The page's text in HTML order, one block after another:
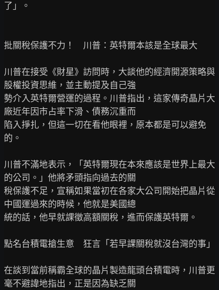
了」。
批關稅保護不力！　川普：英特爾本該是全球最大
川普在接受《財星》訪問時，大談他的經濟開源策略與
股權投資思維，並主動提及自己強
勢介入英特爾營運的過程。川普指出，這家傳奇晶片大
廠近年因市占率下滑、債務沉重而
陷入掙扎，但這一切在看他眼裡，原本都是可以避免
的。
川普不滿地表示，「英特爾現在本來應該是世界上最大
的公司。」他將矛頭指向過去的關
稅保護不足，宣稱如果當初在各家大公司開始把晶片從
中國運過來的時候，他就是美國總
統的話，他早就課徵高額關稅，進而保護英特爾。
點名台積電搶生意　狂言「若早課關稅就沒台灣的事」
在談到當前稱霸全球的晶片製造龍頭台積電時，川普更
毫不避諱地指出，正是因為缺乏關